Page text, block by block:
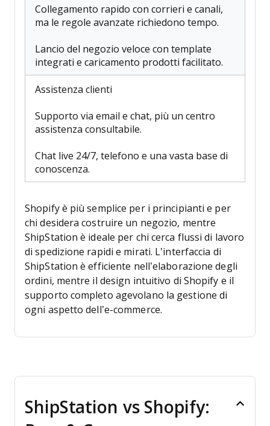
Collegamento rapido con corrieri e canali,
ma le regole avanzate richiedono tempo.
Lancio del negozio veloce con template
integrati e caricamento prodotti facilitato.
Assistenza clienti
Supporto via email e chat, più un centro
assistenza consultabile.
Chat live 24/7, telefono e una vasta base di
conoscenza.
Shopify è più semplice per i principianti e per
chi desidera costruire un negozio, mentre
ShipStation è ideale per chi cerca flussi di lavoro
di spedizione rapidi e mirati. L’interfaccia di
ShipStation è efficiente nell’elaborazione degli
ordini, mentre il design intuitivo di Shopify e il
supporto completo agevolano la gestione di
ogni aspetto dell’e-commerce.
ShipStation vs Shopify: